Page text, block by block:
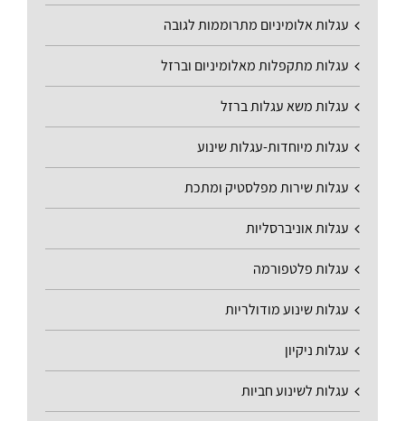
עגלות אלומיניום מתרוממות לגובה
עגלות מתקפלות מאלומיניום וברזל
עגלות משא עגלות ברזל
עגלות מיוחדות-עגלות שינוע
עגלות שירות מפלסטיק ומתכת
עגלות אוניברסליות
עגלות פלטפורמה
עגלות שינוע מודולריות
עגלות ניקיון
עגלות לשינוע חביות